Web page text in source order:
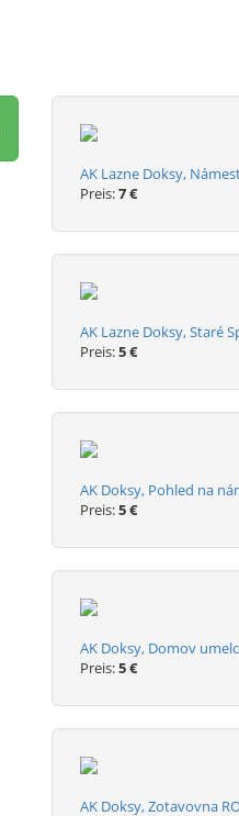
AK Lazne Doksy,
Preis:7 €
AK Lazne Doksy, Staré
Preis:5 €
AK Doksy, Pohled na
Preis:5 €
AK Doksy, Domov
Preis:5 €
AK Doksy, Zotavovna